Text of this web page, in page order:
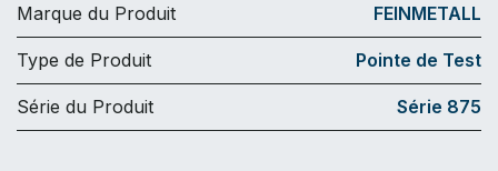
Marque du Produit FEINMETALL
Type de Produit Pointe de Test
Série du Produit Série 875